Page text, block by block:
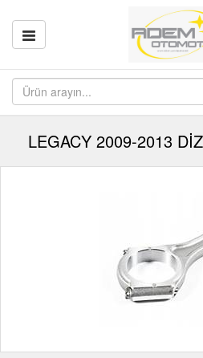
LEGACY 2009-2013